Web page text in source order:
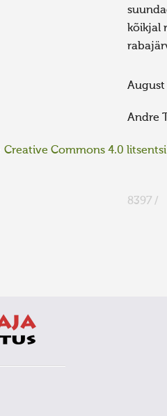
kõikjal
August
Andre
Creative Commons 4.0
8397 /